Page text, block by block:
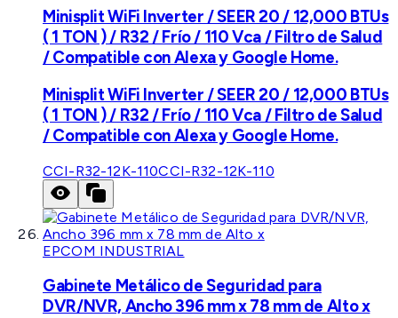
Minisplit WiFi Inverter / SEER 20 / 12,000 BTUs
( 1 TON ) / R32 / Frío / 110 Vca / Filtro de Salud
/ Compatible con Alexa y Google Home.
Minisplit WiFi Inverter / SEER 20 / 12,000 BTUs
( 1 TON ) / R32 / Frío / 110 Vca / Filtro de Salud
/ Compatible con Alexa y Google Home.
CCI-R32-12K-110CCI-R32-12K-110
EPCOM INDUSTRIAL
Gabinete Metálico de Seguridad para
DVR/NVR, Ancho 396 mm x 78 mm de Alto x